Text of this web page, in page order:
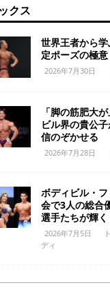
クス
世界王者から
定ポーズの極意
2026年7月30日
「脚の筋肥大
ビル界の貴公
信のぞかせる
2026年7月28日
ボディビル・
会で3人の総合
選手たちが輝く
2026年7月5日
ディ